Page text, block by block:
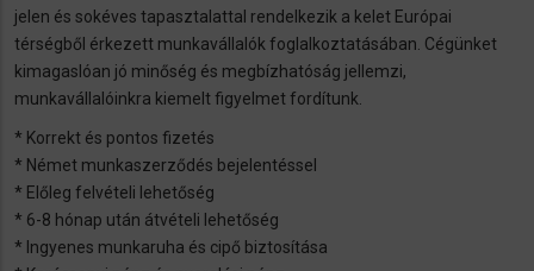
jelen és sokéves tapasztalattal rendelkezik a kelet Európai
térségből érkezett munkavállalók foglalkoztatásában. Cégünket
kimagaslóan jó minőség és megbízhatóság jellemzi,
munkavállalóinkra kiemelt figyelmet fordítunk.
* Korrekt és pontos fizetés
* Német munkaszerződés bejelentéssel
* Előleg felvételi lehetőség
* 6-8 hónap után átvételi lehetőség
* Ingyenes munkaruha és cipő biztosítása